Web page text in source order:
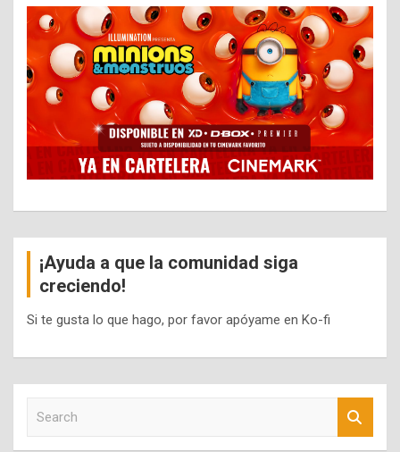
¡Ayuda a que la comunidad siga
creciendo!
Si te gusta lo que hago, por favor apóyame en Ko-fi